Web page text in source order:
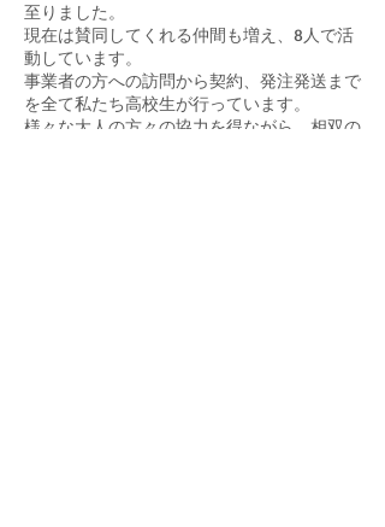
至りました。
現在は賛同してくれる仲間も増え、8人で活
動しています。
事業者の方への訪問から契約、発注発送まで
を全て私たち高校生が行っています。
様々な大人の方々の協力を得ながら、相双の